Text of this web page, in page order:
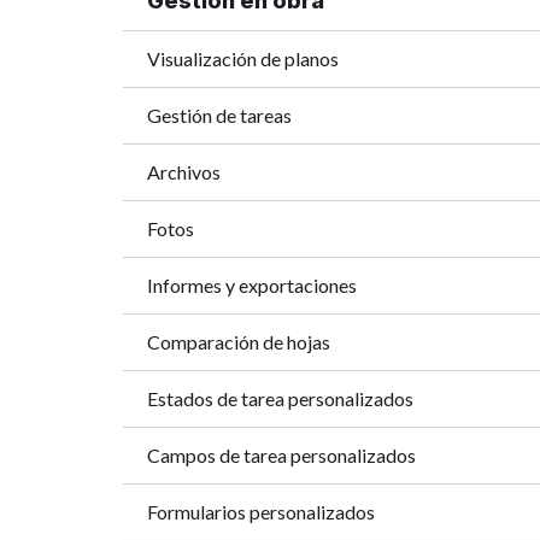
Visualización de planos
Gestión de tareas
Archivos
Fotos
Informes y exportaciones
Comparación de hojas
Estados de tarea personalizados
Campos de tarea personalizados
Formularios personalizados